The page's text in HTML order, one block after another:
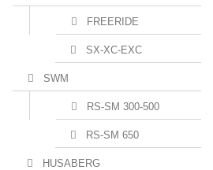
FREERIDE
SX-XC-EXC
SWM
RS-SM 300-500
RS-SM 650
HUSABERG